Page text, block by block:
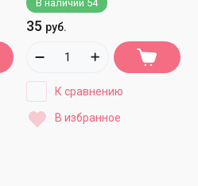
В наличии 54
35 руб.
К сравнению
В избранное